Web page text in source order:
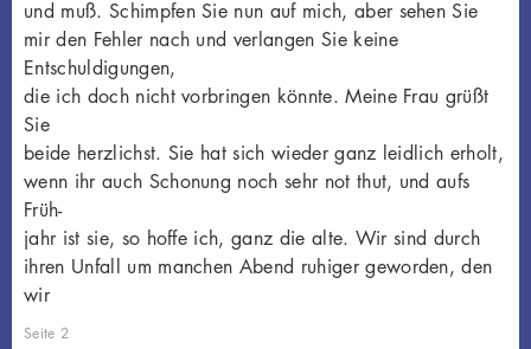
und muß. Schimpfen Sie nun auf mich, aber sehen Sie
mir den Fehler nach und verlangen Sie keine
Entschuldigungen,
die ich doch nicht vorbringen könnte. Meine Frau grüßt
Sie
beide herzlichst. Sie hat sich wieder ganz leidlich erholt,
wenn ihr auch Schonung noch sehr not thut, und aufs
Früh-
jahr ist sie, so hoffe ich, ganz die alte. Wir sind durch
ihren Unfall um manchen Abend ruhiger geworden, den
wir
Seite 2